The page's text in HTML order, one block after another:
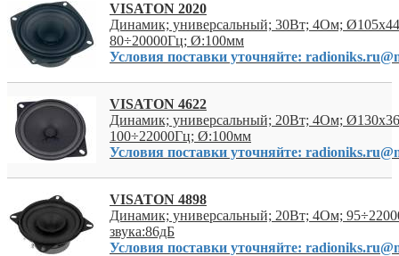
VISATON 2020
Динамик; универсальный; 30Вт; 4Ом;
80÷20000Гц; Ø:100мм
Условия поставки уточняйте:
VISATON 4622
Динамик; универсальный; 20Вт; 4Ом;
100÷22000Гц; Ø:100мм
Условия поставки уточняйте:
VISATON 4898
Динамик; универсальный; 20Вт; 4Ом;
звука:86дБ
Условия поставки уточняйте: